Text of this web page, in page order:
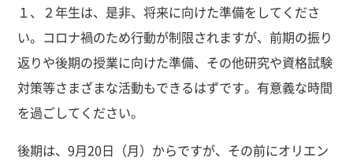
１、２年生は、是非、将来に向けた準備をしてくださ
い。コロナ禍のため行動が制限されますが、前期の振り
返りや後期の授業に向けた準備、その他研究や資格試験
対策等さまざまな活動もできるはずです。有意義な時間
を過ごしてください。
後期は、9月20日（月）からですが、その前にオリエン